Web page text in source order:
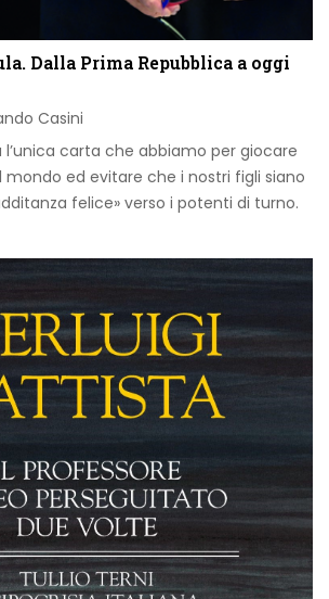
Dalla Prima Repubblica a oggi
Casini
l’unica carta che abbiamo per giocare
ed evitare che i nostri figli siano
felice» verso i potenti di turno.